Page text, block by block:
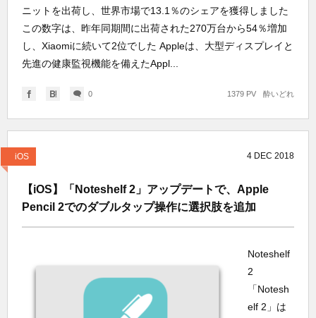
ニットを出荷し、世界市場で13.1％のシェアを獲得しました
この数字は、昨年同期間に出荷された270万台から54％増加
し、Xiaomiに続いて2位でした Appleは、大型ディスプレイと
先進の健康監視機能を備えたAppl...
0 酔いどれ
1379 PV
iOS 4 DEC 2018
【iOS】「Noteshelf 2」アップデートで、Apple
Pencil 2でのダブルタップ操作に選択肢を追加
Noteshelf
2
「Notesh
elf 2」は